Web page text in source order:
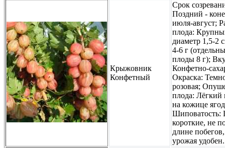
Крыжовник
Конфетный
Срок
Поздний -
июля-август;
плода:
диаметр 1,5-2
4-6 г
плоды 8 г);
Конфетно-
Окраска:
розовая;
плода:
на кожице
короткие, не
длине
урожая удобен.